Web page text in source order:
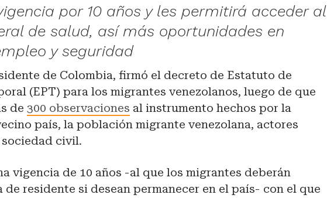
por 10 años y les permitirá acceder al
de salud, así más oportunidades en
y seguridad
de Colombia, firmó el decreto de Estatuto de
(EPT) para los migrantes venezolanos, luego de que
de300 observaciones al instrumento hechos por la
país, la población migrante venezolana, actores
civil.
vigencia de 10 años -al que los migrantes deberán
residente si desean permanecer en el país- con el que